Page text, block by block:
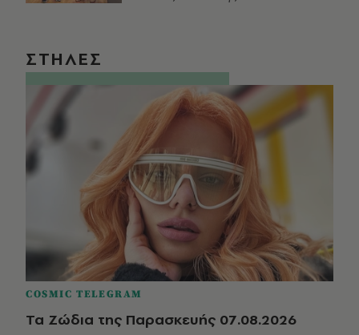
ΣΤΗΛΕΣ
COSMIC TELEGRAM
Τα Ζώδια της Παρασκευής 07.08.2026